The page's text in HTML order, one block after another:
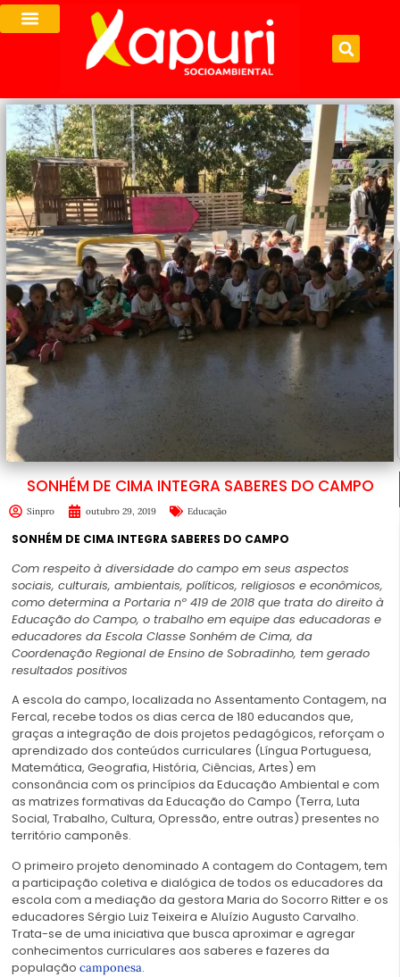
SONHÉM DE CIMA INTEGRA SABERES DO CAMPO
Sinpro outubro 29, 2019 Educação
SONHÉM DE CIMA INTEGRA SABERES DO CAMPO
Com respeito à diversidade do campo em seus aspectos
sociais, culturais, ambientais, políticos, religiosos e econômicos,
como determina a Portaria nº 419 de 2018 que trata do direito à
Educação do Campo, o trabalho em equipe das educadoras e
educadores da Escola Classe Sonhém de Cima, da
Coordenação Regional de Ensino de Sobradinho, tem gerado
resultados positivos
A escola do campo, localizada no Assentamento Contagem, na
Fercal, recebe todos os dias cerca de 180 educandos que,
graças a integração de dois projetos pedagógicos, reforçam o
aprendizado dos conteúdos curriculares (Língua Portuguesa,
Matemática, Geografia, História, Ciências, Artes) em
consonância com os princípios da Educação Ambiental e com
as matrizes formativas da Educação do Campo (Terra, Luta
Social, Trabalho, Cultura, Opressão, entre outras) presentes no
território camponês.
O primeiro projeto denominado A contagem do Contagem, tem
a participação coletiva e dialógica de todos os educadores da
escola com a mediação da gestora Maria do Socorro Ritter e os
educadores Sérgio Luiz Teixeira e Aluízio Augusto Carvalho.
Trata-se de uma iniciativa que busca aproximar e agregar
conhecimentos curriculares aos saberes e fazeres da
população camponesa.